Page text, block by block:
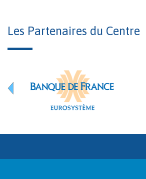
Les Partenaires du Centre